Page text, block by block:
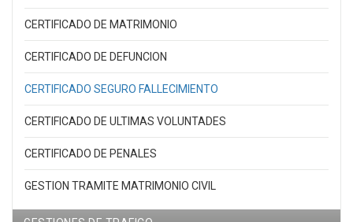
CERTIFICADO DE MATRIMONIO
CERTIFICADO DE DEFUNCION
CERTIFICADO SEGURO FALLECIMIENTO
CERTIFICADO DE ULTIMAS VOLUNTADES
CERTIFICADO DE PENALES
GESTION TRAMITE MATRIMONIO CIVIL